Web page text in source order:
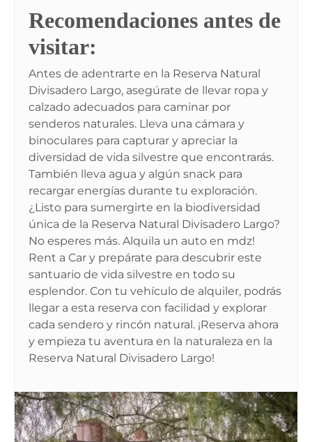
Recomendaciones antes de
visitar:
Antes de adentrarte en la Reserva Natural
Divisadero Largo, asegúrate de llevar ropa y
calzado adecuados para caminar por
senderos naturales. Lleva una cámara y
binoculares para capturar y apreciar la
diversidad de vida silvestre que encontrarás.
También lleva agua y algún snack para
recargar energías durante tu exploración.
¿Listo para sumergirte en la biodiversidad
única de la Reserva Natural Divisadero Largo?
No esperes más. Alquila un auto en mdz!
Rent a Car y prepárate para descubrir este
santuario de vida silvestre en todo su
esplendor. Con tu vehículo de alquiler, podrás
llegar a esta reserva con facilidad y explorar
cada sendero y rincón natural. ¡Reserva ahora
y empieza tu aventura en la naturaleza en la
Reserva Natural Divisadero Largo!